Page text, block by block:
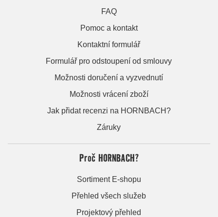
FAQ
Pomoc a kontakt
Kontaktní formulář
Formulář pro odstoupení od smlouvy
Možnosti doručení a vyzvednutí
Možnosti vrácení zboží
Jak přidat recenzi na HORNBACH?
Záruky
Proč HORNBACH?
Sortiment E-shopu
Přehled všech služeb
Projektový přehled